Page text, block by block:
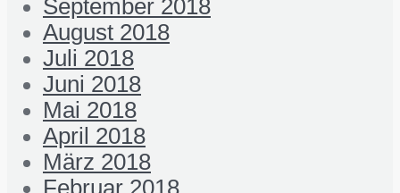
September 2018
August 2018
Juli 2018
Juni 2018
Mai 2018
April 2018
März 2018
Februar 2018